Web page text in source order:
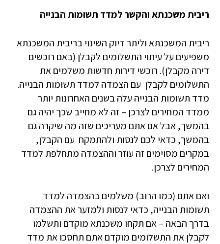
ריבית משכנתא והקשר למדד תשומות הבנייה
ריבית המשכנתא וליתר דיוק השינוי בריבית המשכנתא
משפיעים על עיתוי התשלומים לקבלן (באם רוכשים
דירה מקבלן). רוכשי דירות חדשות משלמים את
התשלומים לקבלן עם הצמדה למדד תשומות הבנייה.
מדד תשומות הבנייה עלה בשנים האחרונות יותר
ממדד המחירים לצרכן – זה לא מחייב שכך יהיה גם
בהמשך, אבל אם אתם מעריכים שזה מה שיקרה גם
בהמשך, כדאי לכם לנסות ולהתמקח עם הקבלן,
במקרים מסוימים זה עוזר וההצמדה מתחלפת למדד
המחירים לצרכן.
ואם אתם (כמו הרוב) משלמים בהצמדה למדד
תשומות הבנייה, כדאי לנסות ולמזער את ההצמדה
בדרך הבאה – אם תקחו משכנתא מוקדם ותשלמו
לקבלן את התשלומים מוקדם אתם תחסכו את מדד